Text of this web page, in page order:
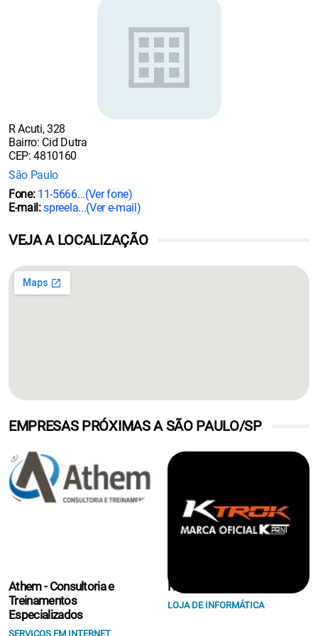
R Acuti, 328
Bairro: Cid Dutra
CEP: 4810160
São Paulo
Fone: 11-5666...(Ver fone)
E-mail:spreela...(Ver e-mail)
VEJA A LOCALIZAÇÃO
EMPRESAS PRÓXIMAS A SÃO PAULO/SP
Athem - Consultoria e
Treinamentos
Especializados
SERVIÇOS EM INTERNET
K Print Suprimentos Eireli.
LOJA DE INFORMÁTICA